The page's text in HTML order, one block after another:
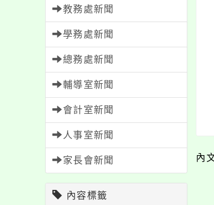
教務處新聞
學務處新聞
總務處新聞
輔導室新聞
會計室新聞
人事室新聞
家長會新聞
內容標籤
內